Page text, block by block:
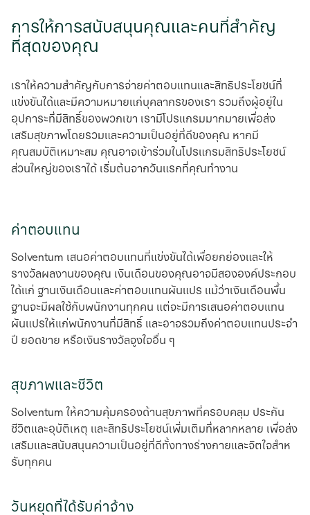
การให้การสนับสนุนคุณและคนที่สําคัญ
ที่สุดของคุณ
เราให้ความสำคัญกับการจ่ายค่าตอบแทนและสิทธิประโยชน์ที่
แข่งขันได้และมีความหมายแก่บุคลากรของเรา รวมถึงผู้อยู่ใน
อุปการะที่มีสิทธิ์ของพวกเขา เรามีโปรแกรมมากมายเพื่อส่ง
เสริมสุขภาพโดยรวมและความเป็นอยู่ที่ดีของคุณ หากมี
คุณสมบัติเหมาะสม คุณอาจเข้าร่วมในโปรแกรมสิทธิประโยชน์
ส่วนใหญ่ของเราได้ เริ่มต้นจากวันแรกที่คุณทํางาน
ค่าตอบแทน
Solventum เสนอค่าตอบแทนที่แข่งขันได้เพื่อยกย่องและให้
รางวัลผลงานของคุณ เงินเดือนของคุณอาจมีสององค์ประกอบ
ได้แก่ ฐานเงินเดือนและค่าตอบแทนผันแปร แม้ว่าเงินเดือนพื้น
ฐานจะมีผลใช้กับพนักงานทุกคน แต่จะมีการเสนอค่าตอบแทน
ผันแปรให้แก่พนักงานที่มีสิทธิ์ และอาจรวมถึงค่าตอบแทนประจํา
ปี ยอดขาย หรือเงินรางวัลจูงใจอื่น ๆ
สุขภาพและชีวิต
Solventum ให้ความคุ้มครองด้านสุขภาพที่ครอบคลุม ประกัน
ชีวิตและอุบัติเหตุ และสิทธิประโยชน์เพิ่มเติมที่หลากหลาย เพื่อส่ง
เสริมและสนับสนุนความเป็นอยู่ที่ดีทั้งทางร่างกายและจิตใจสําห
รับทุกคน
วันหยุดที่ได้รับค่าจ้าง